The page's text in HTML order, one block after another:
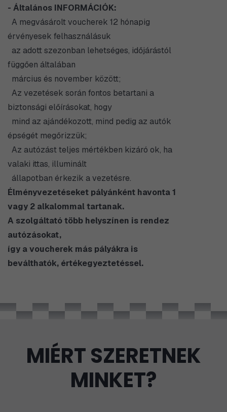
- Általános INFORMÁCIÓK:
​ A megvásárolt voucherek 12 hónapig
érvényesek felhasználásuk
az adott szezonban lehetséges, időjárástól
függően általában
március és november között;
Az vezetések során fontos betartani a
biztonsági előírásokat, hogy
mind az ajándékozott, mind pedig az autók
épségét megőrizzük;
Az autózást teljes mértékben kizáró ok, ha
valaki ittas, illuminált
állapotban érkezik a vezetésre.
Élményvezetéseket pályánként havonta 1
vagy 2 alkalommal tartanak.
A szolgáltató több helyszínen is rendez
autózásokat,
​így a voucherek más pályákra is
beválthatók, értékegyeztetéssel.
MIÉRT SZERETNEK
MINKET?